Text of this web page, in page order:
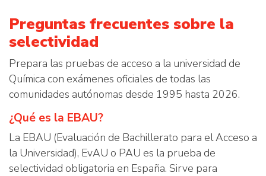
Preguntas frecuentes sobre la
selectividad
Prepara las pruebas de acceso a la universidad de
Química con exámenes oficiales de todas las
comunidades autónomas desde 1995 hasta 2026.
¿Qué es la EBAU?
La EBAU (Evaluación de Bachillerato para el Acceso a
la Universidad), EvAU o PAU es la prueba de
selectividad obligatoria en España. Sirve para